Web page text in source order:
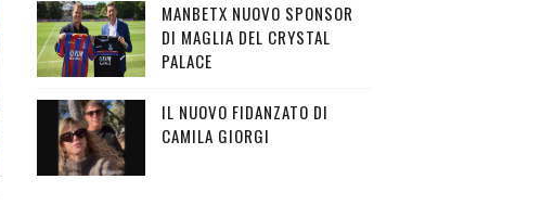
MANBETX NUOVO SPONSOR
DI MAGLIA DEL CRYSTAL
PALACE
IL NUOVO FIDANZATO DI
CAMILA GIORGI